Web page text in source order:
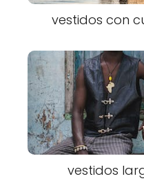
vestidos con
vestidos